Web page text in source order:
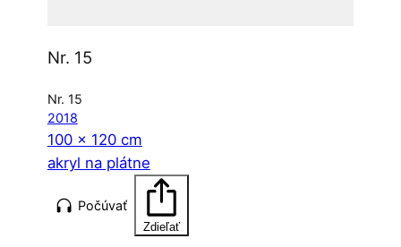
Nr. 15
Nr. 15
2018
100 x 120 cm
akryl na plátne
Počúvať
Zdieľať